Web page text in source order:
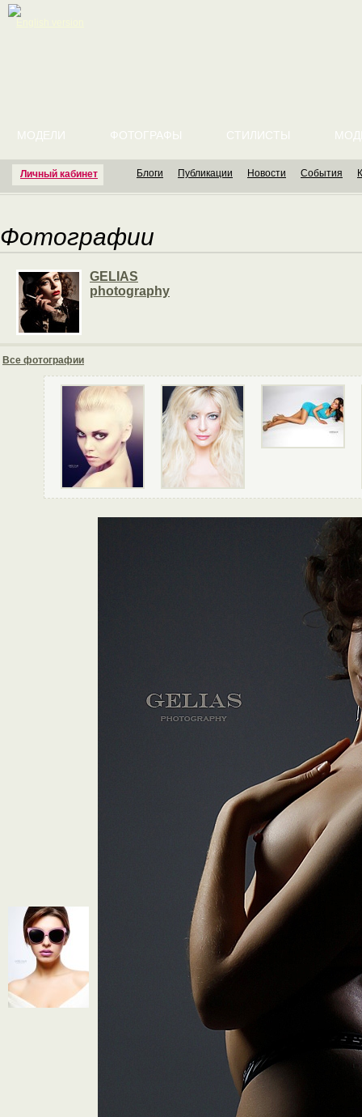
Личный кабинет
МОДЕЛИ ФОТОГРАФЫ СТИЛИСТЫ
Блоги Публикации Новости События
Фотографии
GELIAS
photography
Все фотографии